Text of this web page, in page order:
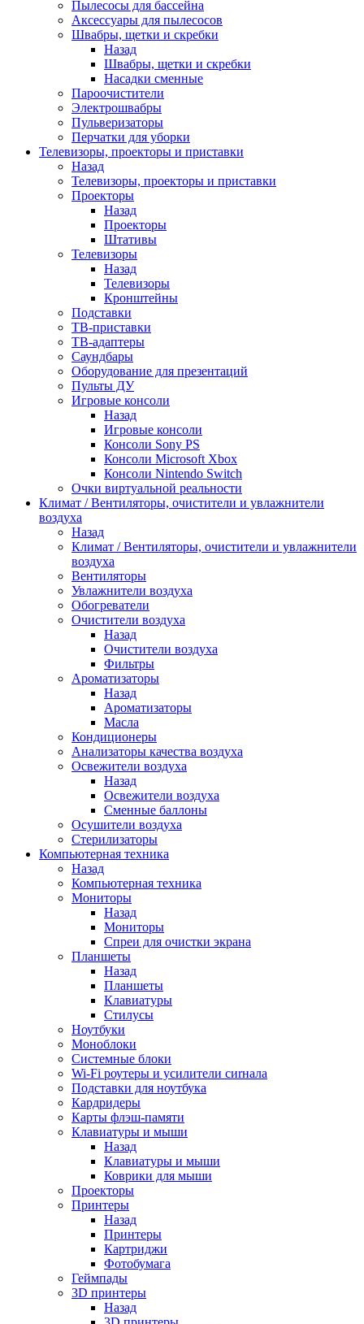
Пылесосы для бассейна
Аксессуары для пылесосов
Швабры, щетки и скребки
Назад
Швабры, щетки и скребки
Насадки сменные
Пароочистители
Электрошвабры
Пульверизаторы
Перчатки для уборки
Телевизоры, проекторы и приставки
Назад
Телевизоры, проекторы и приставки
Проекторы
Назад
Проекторы
Штативы
Телевизоры
Назад
Телевизоры
Кронштейны
Подставки
ТВ-приставки
ТВ-адаптеры
Саундбары
Оборудование для презентаций
Пульты ДУ
Игровые консоли
Назад
Игровые консоли
Консоли Sony PS
Консоли Microsoft Xbox
Консоли Nintendo Switch
Очки виртуальной реальности
Климат / Вентиляторы, очистители и увлажнители
воздуха
Назад
Климат / Вентиляторы, очистители и увлажнители
воздуха
Вентиляторы
Увлажнители воздуха
Обогреватели
Очистители воздуха
Назад
Очистители воздуха
Фильтры
Ароматизаторы
Назад
Ароматизаторы
Масла
Кондиционеры
Анализаторы качества воздуха
Освежители воздуха
Назад
Освежители воздуха
Сменные баллоны
Осушители воздуха
Стерилизаторы
Компьютерная техника
Назад
Компьютерная техника
Мониторы
Назад
Мониторы
Спреи для очистки экрана
Планшеты
Назад
Планшеты
Клавиатуры
Стилусы
Ноутбуки
Моноблоки
Системные блоки
Wi-Fi роутеры и усилители сиrнала
Подставки для ноутбука
Кардридеры
Карты флэш-памяти
Клавиатуры и мыши
Назад
Клавиатуры и мыши
Коврики для мыши
Проекторы
Принтеры
Назад
Принтеры
Картриджи
Фотобумага
Геймпады
3D принтеры
Назад